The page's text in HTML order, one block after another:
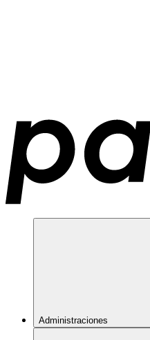
Administraciones